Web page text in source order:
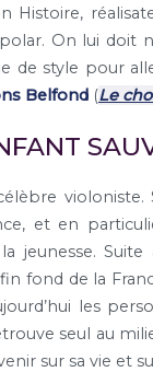
Histoire,
polar. On lui doit
de style pour
Belfond (Le
et en
jeunesse.
fond de la
les
seul au
sur sa vie et